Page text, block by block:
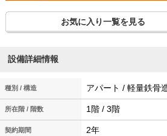
お気に入り一覧を見る
設備詳細情報
種別 / 構造 アパート / 軽量鉄骨
所在階 / 階数 1階 / 3階
契約期間 2年